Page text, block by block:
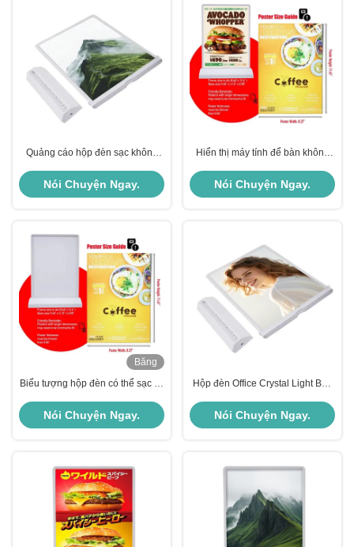
Quảng cáo hộp đèn sạc không
Nói Chuyện Ngay.
Hiển thị máy tính để bàn không
cáo hộp đèn 50000hrs
Nói Chuyện Ngay.
Băng
Biểu tượng hộp đèn có thể sạc lại
Led Box Sign
Nói Chuyện Ngay.
Hộp đèn Office Crystal Light Box
nhanh
Nói Chuyện Ngay.